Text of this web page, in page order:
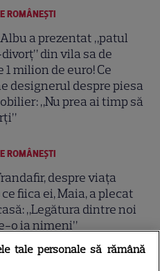
ROMÂNEŞTI
a prezentat „patul
din vila sa de
1 milion de euro! Ce
designerul despre piesa
„Nu prea ai timp să
ROMÂNEŞTI
despre viața
ce fiica ei, Maia, a plecat
„Legătura dintre noi
o ia nimeni”
tale personale să rămână